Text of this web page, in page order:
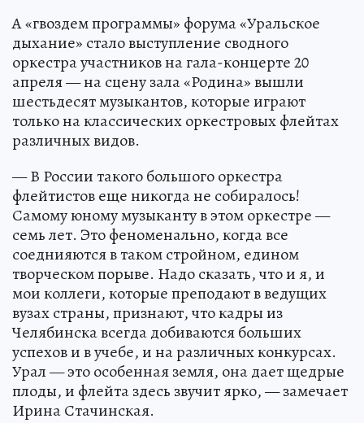
А «гвоздем программы» форума «Уральское
дыхание» стало выступление сводного
оркестра участников на гала-концерте 20
апреля — на сцену зала «Родина» вышли
шестьдесят музыкантов, которые играют
только на классических оркестровых флейтах
различных видов.
— В России такого большого оркестра
флейтистов еще никогда не собиралось!
Самому юному музыканту в этом оркестре —
семь лет. Это феноменально, когда все
соеднияются в таком стройном, едином
творческом порыве. Надо сказать, что и я, и
мои коллеги, которые преподают в ведущих
вузах страны, признают, что кадры из
Челябинска всегда добиваются больших
успехов и в учебе, и на различных конкурсах.
Урал — это особенная земля, она дает щедрые
плоды, и флейта здесь звучит ярко, — замечает
Ирина Стачинская.